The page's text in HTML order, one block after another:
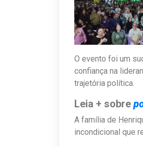
O evento foi um
confiança na
trajetória política.
Leia + sobre
A família de
incondicional que